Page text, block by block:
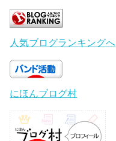
人気ブログランキングへ
にほんブログ村